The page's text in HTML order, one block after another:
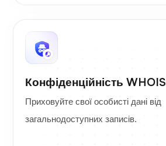
Конфіденційність WHOIS
Приховуйте свої особисті дані від
загальнодоступних записів.